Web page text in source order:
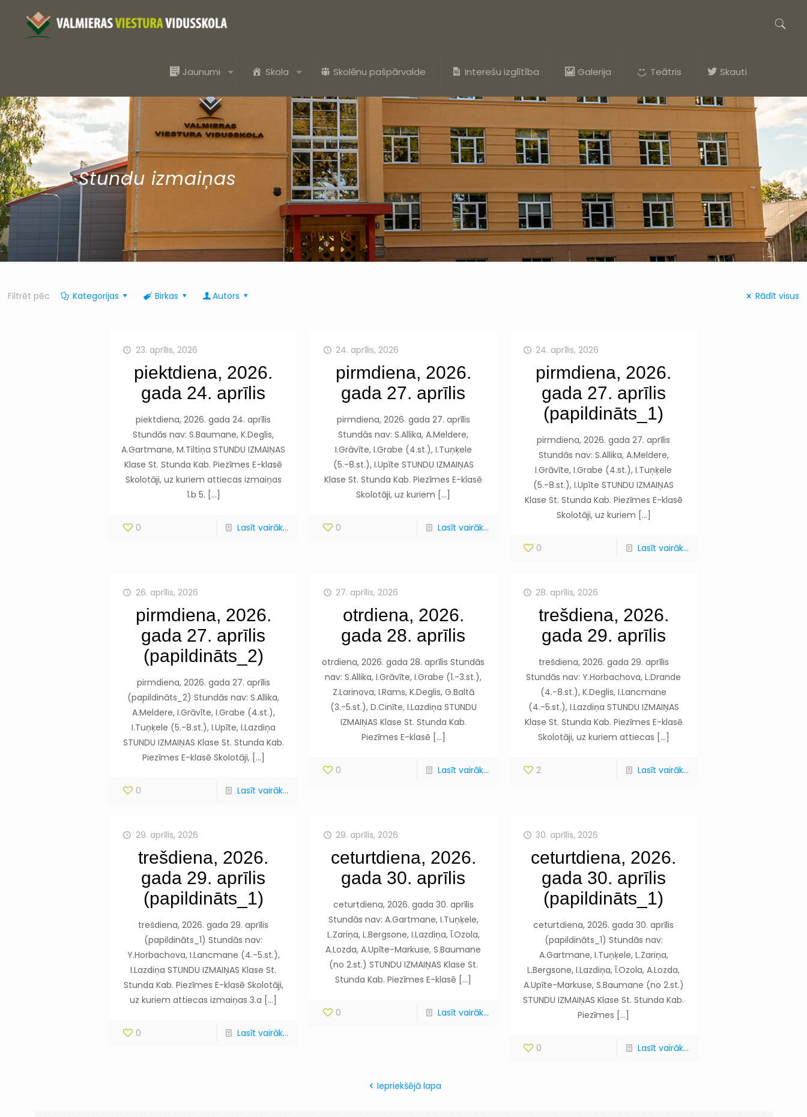
Jaunumi Skola Skolēnu pašpārvalde Interešu izglītība Galerija Teātris Skauti
Stundu izmaiņas
Filtrēt pēc Kategorijas Birkas Autors Rādīt visus
23. aprīlis, 2026
piektdiena, 2026.
gada 24. aprīlis
piektdiena, 2026. gada 24. aprīlis
Stundās nav: S.Baumane, K.Deglis,
A.Gartmane, M.Tiltiņa STUNDU IZMAIŅAS
Klase St. Stunda Kab. Piezīmes E-klasē
Skolotāji, uz kuriem attiecas izmaiņas
1.b 5. […]
0 Lasīt vairāk...
24. aprīlis, 2026
pirmdiena, 2026.
gada 27. aprīlis
pirmdiena, 2026. gada 27. aprīlis
Stundās nav: S.Allika, A.Meldere,
I.Grāvīte, I.Grabe (4.st.), I.Tuņķele
(5.-8.st.), I.Upīte STUNDU IZMAIŅAS
Klase St. Stunda Kab. Piezīmes E-klasē
Skolotāji, uz kuriem […]
0 Lasīt vairāk...
24. aprīlis, 2026
pirmdiena, 2026.
gada 27. aprīlis
(papildināts_1)
pirmdiena, 2026. gada 27. aprīlis
Stundās nav: S.Allika, A.Meldere,
I.Grāvīte, I.Grabe (4.st.), I.Tuņķele
(5.-8.st.), I.Upīte STUNDU IZMAIŅAS
Klase St. Stunda Kab. Piezīmes E-klasē
Skolotāji, uz kuriem […]
0 Lasīt vairāk...
26. aprīlis, 2026
pirmdiena, 2026.
gada 27. aprīlis
(papildināts_2)
pirmdiena, 2026. gada 27. aprīlis
(papildināts_2) Stundās nav: S.Allika,
A.Meldere, I.Grāvīte, I.Grabe (4.st.),
I.Tuņķele (5.-8.st.), I.Upīte, I.Lazdiņa
STUNDU IZMAIŅAS Klase St. Stunda Kab.
Piezīmes E-klasē Skolotāji,[…]
0 Lasīt vairāk...
27. aprīlis, 2026
otrdiena, 2026.
gada 28. aprīlis
otrdiena, 2026. gada 28. aprīlis Stundās
nav: S.Allika, I.Grāvīte, I.Grabe (1.-3.st.),
Z.Larinova, I.Rams, K.Deglis, G.Baltā
(3.-5.st.), D.Cinīte, I.Lazdiņa STUNDU
IZMAIŅAS Klase St. Stunda Kab.
Piezīmes E-klasē […]
0 Lasīt vairāk...
28. aprīlis, 2026
trešdiena, 2026.
gada 29. aprīlis
trešdiena, 2026. gada 29. aprīlis
Stundās nav: Y.Horbachova, L.Drande
(4.-8.st.), K.Deglis, I.Lancmane
(4.-5.st.), I.Lazdiņa STUNDU IZMAIŅAS
Klase St. Stunda Kab. Piezīmes E-klasē
Skolotāji, uz kuriem attiecas […]
2 Lasīt vairāk...
29. aprīlis, 2026
trešdiena, 2026.
gada 29. aprīlis
(papildināts_1)
trešdiena, 2026. gada 29. aprīlis
(papildināts_1) Stundās nav:
Y.Horbachova, I.Lancmane (4.-5.st.),
I.Lazdiņa STUNDU IZMAIŅAS Klase St.
Stunda Kab. Piezīmes E-klasē Skolotāji,
uz kuriem attiecas izmaiņas 3.a […]
0 Lasīt vairāk...
29. aprīlis, 2026
ceturtdiena, 2026.
gada 30. aprīlis
ceturtdiena, 2026. gada 30. aprīlis
Stundās nav: A.Gartmane, I.Tuņķele,
L.Zariņa, L.Bergsone, I.Lazdiņa, Ī.Ozola,
A.Lozda, A.Upīte-Markuse, S.Baumane
(no 2.st.) STUNDU IZMAIŅAS Klase St.
Stunda Kab. Piezīmes E-klasē […]
0 Lasīt vairāk...
30. aprīlis, 2026
ceturtdiena, 2026.
gada 30. aprīlis
(papildināts_1)
ceturtdiena, 2026. gada 30. aprīlis
(papildināts_1) Stundās nav:
A.Gartmane, I.Tuņķele, L.Zariņa,
L.Bergsone, I.Lazdiņa, Ī.Ozola, A.Lozda,
A.Upīte-Markuse, S.Baumane (no 2.st.)
STUNDU IZMAIŅAS Klase St. Stunda Kab.
Piezīmes […]
0 Lasīt vairāk...
Iepriekšējā lapa